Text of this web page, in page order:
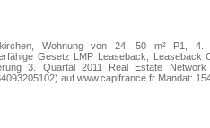
Wohnung von 24, 50 m² P1, 4.
Gesetz LMP Leaseback, Leaseback
3. Quartal 2011 Real Estate
auf www.capifrance.fr Mandat: